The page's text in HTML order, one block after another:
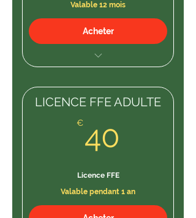
Valable 12 mois
Acheter
Cours Adulte
SCEANCES DE COCOONING
sur RDV
Heure de passage sur RDV
LICENCE FFE ADULTE
€ 40
Licence FFE
Valable pendant 1 an